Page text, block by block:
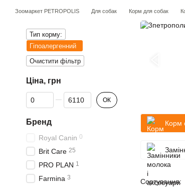
Зоомаркет PETROPOLIS Для собак Корм для собак
Корм
Сортування:
Тип корму:
Гіпоалергенний
Очистити фільтр
Ціна, грн
Від Ціна, грн
До Ціна, грн
ОК
Бренд
Royal Canin 0
Brit Care 25
PRO PLAN 1
Farmina 3